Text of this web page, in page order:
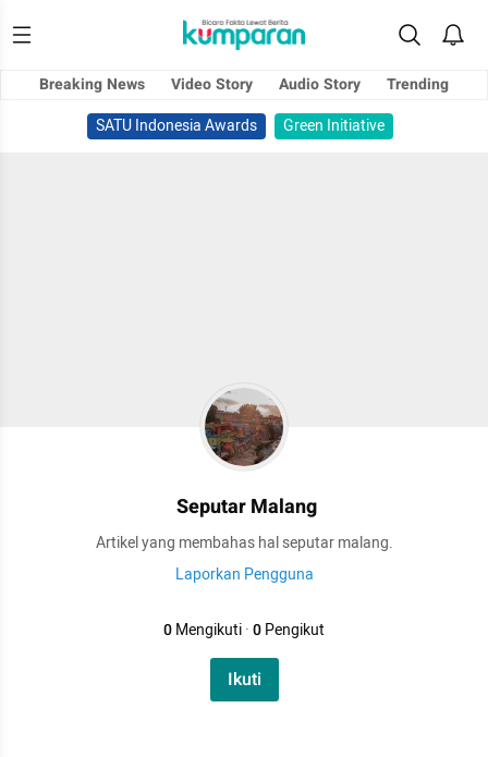
Breaking News Video Story Audio Story
Trending
SATU Indonesia Awards
Green Initiative
Seputar Malang
Artikel yang membahas hal seputar malang.
Laporkan Pengguna
0Mengikuti·0Pengikut
Ikuti